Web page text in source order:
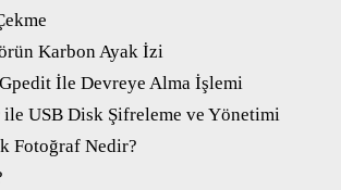
Karbon Ayak İzi
İle Devreye Alma İşlemi
USB Disk Şifreleme ve Yönetimi
Fotoğraf Nedir?